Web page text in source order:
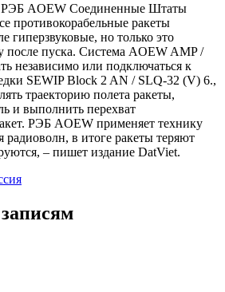
AOEW Соединенные Штаты
противокорабельные ракеты
гиперзвуковые, но только это
после пуска. Система AOEW AMP /
независимо или подключаться к
SEWIP Block 2 AN / SLQ-32 (V) 6.,
траекторию полета ракеты,
и выполнить перехват
РЭБ AOEW применяет технику
радиоволн, в итоге ракеты теряют
– пишет издание DatViet.